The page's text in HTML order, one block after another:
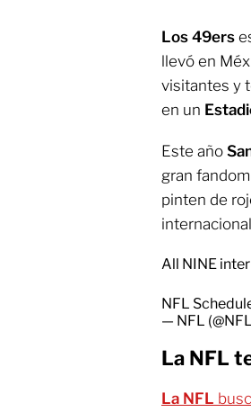
Los 49ers
llevó en
visitantes y
en un
Este año
gran
pinten de
All NINE
NFL
— NFL
La NFL
La NFL